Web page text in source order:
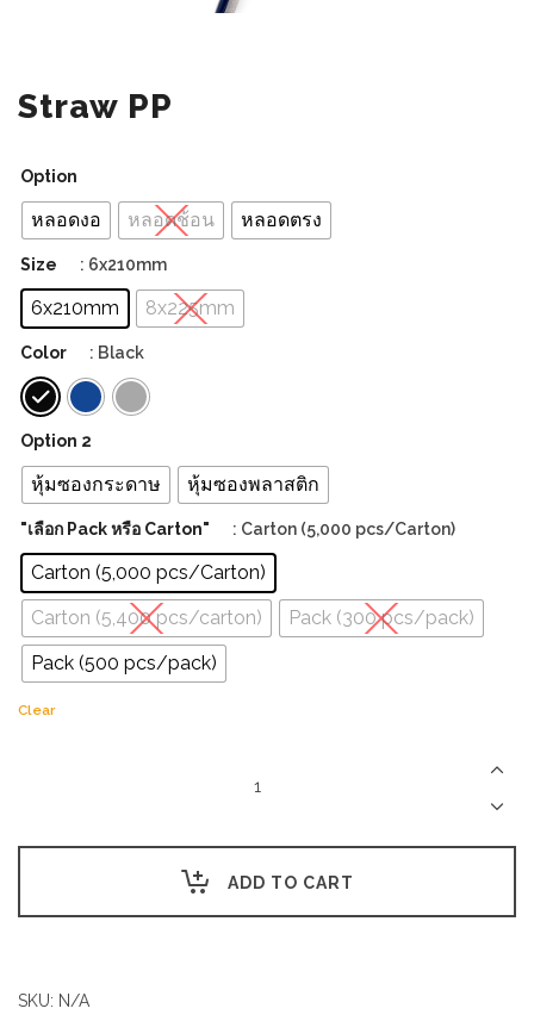
Straw PP
Option
หลอดงอ หลอดช้อน หลอดตรง
Size : 6x210mm
6x210mm 8x225mm
Color : Black
Option 2
หุ้มซองกระดาษ หุ้มซองพลาสติก
"เลือก Pack หรือ Carton" : Carton (5,000 pcs/Carton)
Carton (5,000 pcs/Carton)
Carton (5,400 pcs/carton)
Pack (300 pcs/pack)
Pack (500 pcs/pack)
Clear
ADD TO CART
SKU: N/A